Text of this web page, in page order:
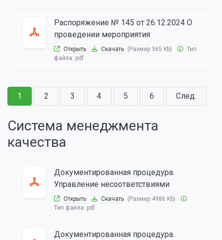
Распоряжение № 145 от 26.12.2024 О
проведении мероприятия
Открыть Скачать (Размер 365 Kb)
Тип
файла: pdf
1 2 3 4 5 6 След.
Система менеджмента
качества
Документированная процедура.
Управление несоответствиями
Открыть Скачать (Размер 4986 Kb)
Тип файла: pdf
Документированная процедура.